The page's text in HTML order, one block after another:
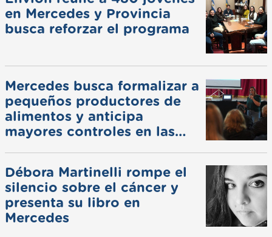
en Mercedes y Provincia
busca reforzar el programa
Mercedes busca formalizar a
pequeños productores de
alimentos y anticipa
mayores controles en las
Débora Martinelli rompe el
silencio sobre el cáncer y
presenta su libro en
Mercedes